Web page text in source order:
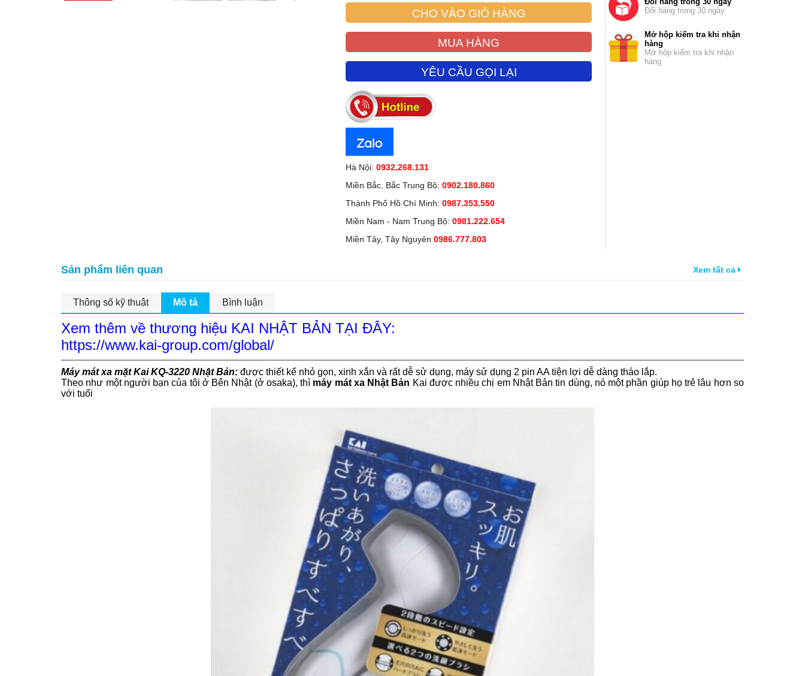
CHO VÀO GIỎ HÀNG
MUA HÀNG
YÊU CẦU GỌI LẠI
Hà Nội: 0932.268.131
Miền Bắc, Bắc Trung Bộ: 0902.180.860
Thành Phố Hồ Chí Minh: 0987.353.550
Miền Nam - Nam Trung Bộ: 0981.222.654
Miền Tây, Tây Nguyên 0986.777.803
Đổi hàng trong 30 ngày
Mở hộp kiểm tra khi nhận
hàng
Mở hộp kiểm tra khi nhận
hàng
Sản phẩm liên quan Xem tất cả
Thông số kỹ thuật Mô tả Bình luận
Xem thêm về thương hiệu KAI NHẬT BẢN TẠI ĐÂY:
https://www.kai-group.com/global/
Máy mát xa mặt Kai KQ-3220 Nhật Bản: được thiết kế nhỏ gọn, xinh xắn và rất dễ sử dụng, máy sử dụng 2 pin AA tiện lợi dễ dàng tháo lắp.
Theo như một người bạn của tôi ở Bên Nhật (ở osaka), thì máy mát xa Nhật Bản Kai được nhiều chị em Nhật Bản tin dùng, nó một phần giúp họ trẻ lâu hơn so
với tuổi